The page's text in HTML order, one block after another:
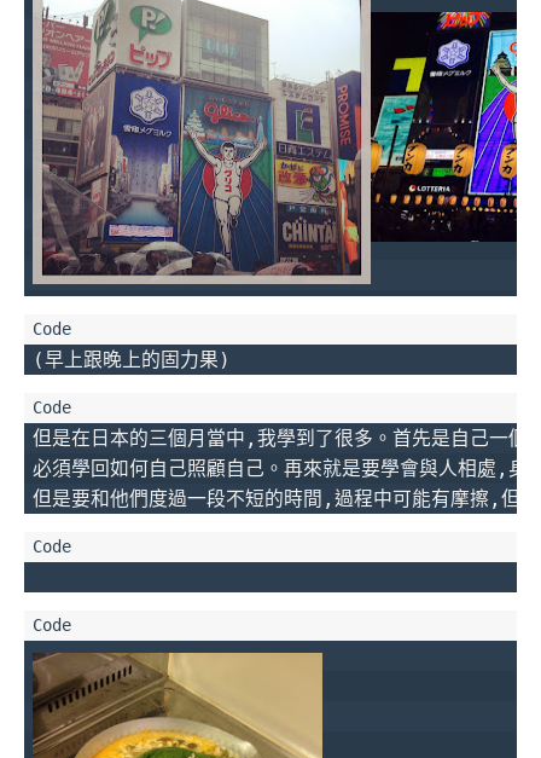
(早上跟晚上的固力果)
但是在日本的三個月當中,我學到了很多。首先是自己一
必須學回如何自己照顧自己。再來就是要學會與人相處,身
但是要和他們度過一段不短的時間,過程中可能有摩擦,但